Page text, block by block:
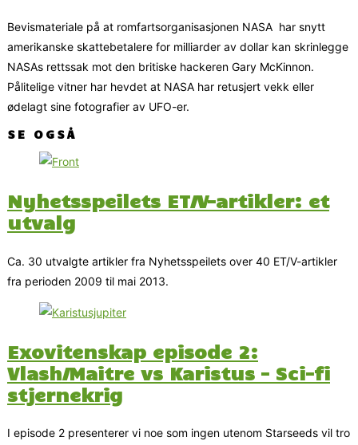
Bevismateriale på at romfartsorganisasjonen NASA har snytt
amerikanske skattebetalere for milliarder av dollar kan skrinlegge
NASAs rettssak mot den britiske hackeren Gary McKinnon.
Pålitelige vitner har hevdet at NASA har retusjert vekk eller
ødelagt sine fotografier av UFO-er.
SE OGSÅ
Nyhetsspeilets ET/V-artikler: et
utvalg
Ca. 30 utvalgte artikler fra Nyhetsspeilets over 40 ET/V-artikler
fra perioden 2009 til mai 2013.
Exovitenskap episode 2:
Vlash/Maitre vs Karistus – Sci-fi
stjernekrig
I episode 2 presenterer vi noe som ingen utenom Starseeds vil tro